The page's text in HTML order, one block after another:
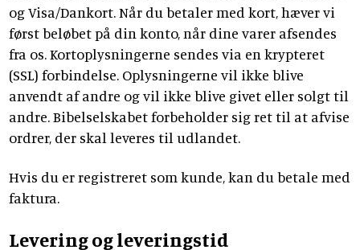
og Visa/Dankort. Når du betaler med kort, hæver vi
først beløbet på din konto, når dine varer afsendes
fra os. Kortoplysningerne sendes via en krypteret
(SSL) forbindelse. Oplysningerne vil ikke blive
anvendt af andre og vil ikke blive givet eller solgt til
andre. Bibelselskabet forbeholder sig ret til at afvise
ordrer, der skal leveres til udlandet.
Hvis du er registreret som kunde, kan du betale med
faktura.
Levering og leveringstid